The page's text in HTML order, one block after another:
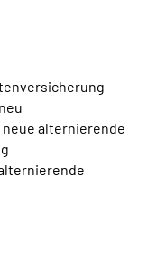
alternierende